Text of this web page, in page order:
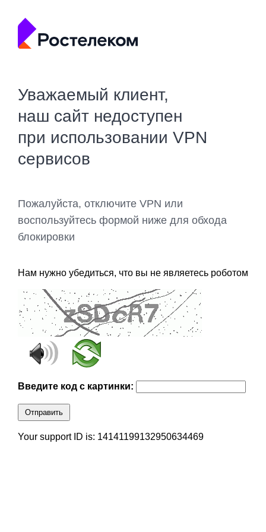
Уважаемый клиент,
наш сайт недоступен
при использовании VPN
сервисов
Пожалуйста, отключите VPN или
воспользуйтесь формой ниже для обхода
блокировки
Нам нужно убедиться, что вы не являетесь роботом
Введите код с картинки:
Отправить
Your support ID is: 14141199132950634469